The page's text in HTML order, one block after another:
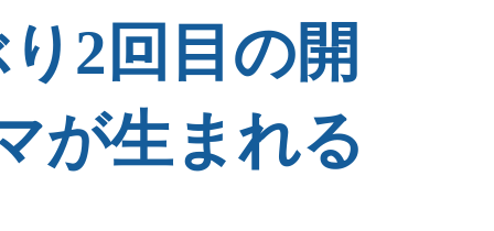
2回目の開
が生まれる